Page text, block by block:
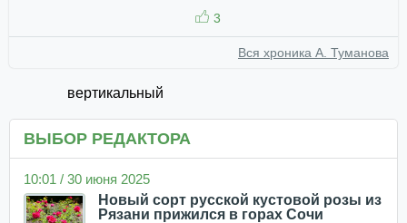
3
Вся хроника А. Туманова
вертикальный
ВЫБОР РЕДАКТОРА
10:01 / 30 июня 2025
Новый сорт русской кустовой розы из
Рязани прижился в горах Сочи